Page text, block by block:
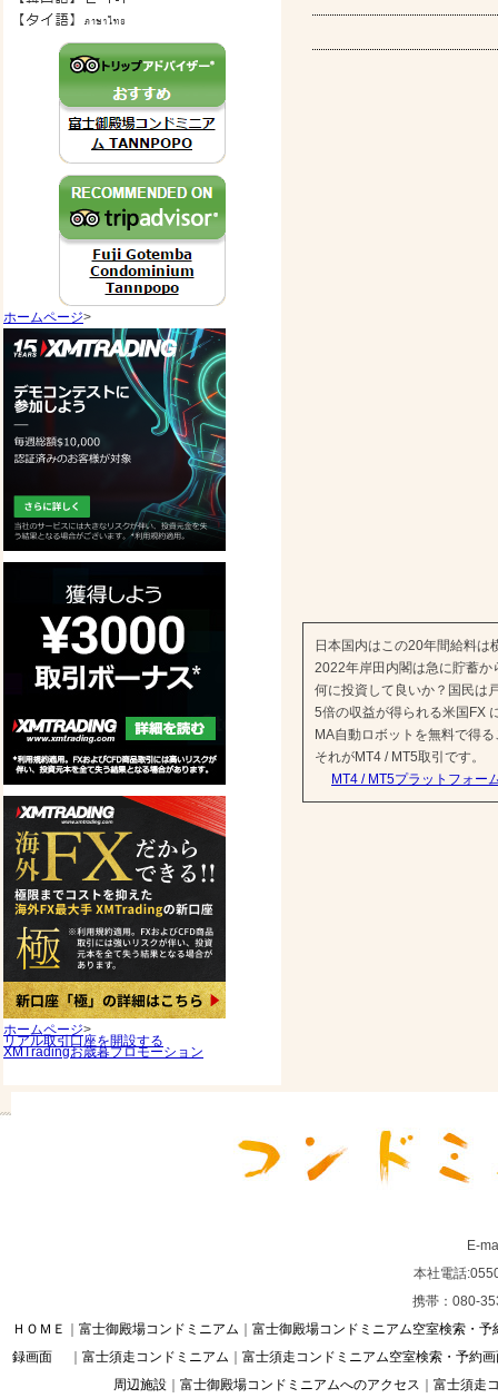
ホームページ>
ホームページ>
リアル取引口座を開設する
XMTradingお歳暮プロモーション
日本国内はこの20年間給料は
2022年岸田内閣は急に貯蓄
何に投資して良いか？国民は
5倍の収益が得られる米国FX
MA自動ロボットを無料で得
それがMT4 / MT5取引です。
MT4 / MT5プラットフォー
E-
本社電話
携帯：080-
ＨＯＭＥ
富士御殿場コンドミニアム
富士御殿場コンドミニアム空室検索・予
録画面
富士須走コンドミニアム
富士須走コンドミニアム空室検索・予約
周辺施設 ｜富士御殿場コンドミニアムへのアクセス ｜富士須走